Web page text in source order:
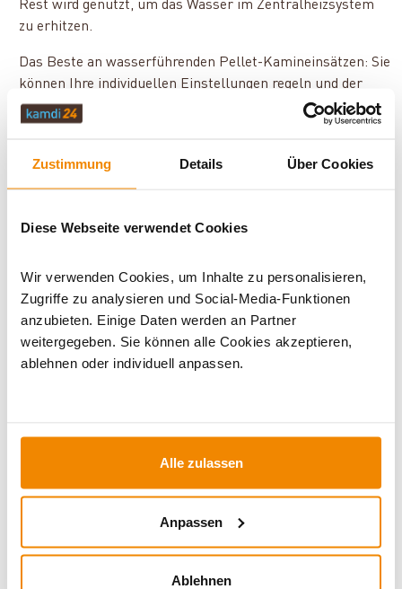
Zustimmung Details Über Cookies
Diese Webseite verwendet Cookies
Wir verwenden Cookies, um Inhalte zu personalisieren,
Zugriffe zu analysieren und Social-Media-Funktionen
anzubieten. Einige Daten werden an Partner
weitergegeben. Sie können alle Cookies akzeptieren,
ablehnen oder individuell anpassen.
Alle zulassen
Anpassen
Ablehnen
Rest wird genutzt, um das Wasser im Zentralheizsystem
zu erhitzen.
Das Beste an wasserführenden Pellet-Kamineinsätzen: Sie
können Ihre individuellen Einstellungen regeln und der
Kamineinsatz erledigt den Rest. Einzig das Zurücklehnen
und Entspannen kann Ihr wassergeführter Pellet-
Wie funktionieren wasserführende Pellet-
Pelletöfen. Aus dem Pellettank wird der Brennstoff über
die Pelletschnecke in die Brennkammer befördert und
durch den Brennstab entzündet. Bei Bedarf führt auch der
wasserführende Pellet-Kamineinsatz regelmäßig Pellets
zu, um die voreingestellte Wunschtemperatur zu halten.
Wasser zwischengespeichert und kontrolliert an das
System abgegeben werden.
Brennstoff Pellets
Mit den Pellets verwenden Sie einen Brennstoff, der zu 100